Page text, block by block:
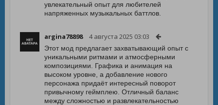
увлекательный опыт для любителей
напряженных музыкальных баттлов.
argina78898 4 августа 2025 03:03
Этот мод предлагает захватывающий опыт с
уникальными ритмами и атмосферными
композициями. Графика и анимация на
высоком уровне, а добавление нового
персонажа придаёт интересный поворот
привычному геймплею. Отличный баланс
между сложностью и развлекательностью